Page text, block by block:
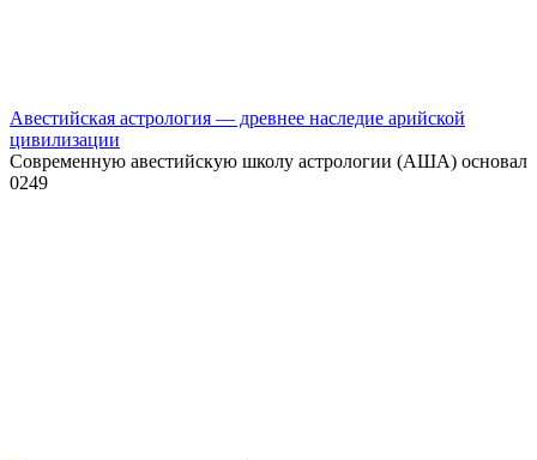
Авестийская астрология — древнее наследие арийской
цивилизации
Современную авестийскую школу астрологии (АША) основал
0249